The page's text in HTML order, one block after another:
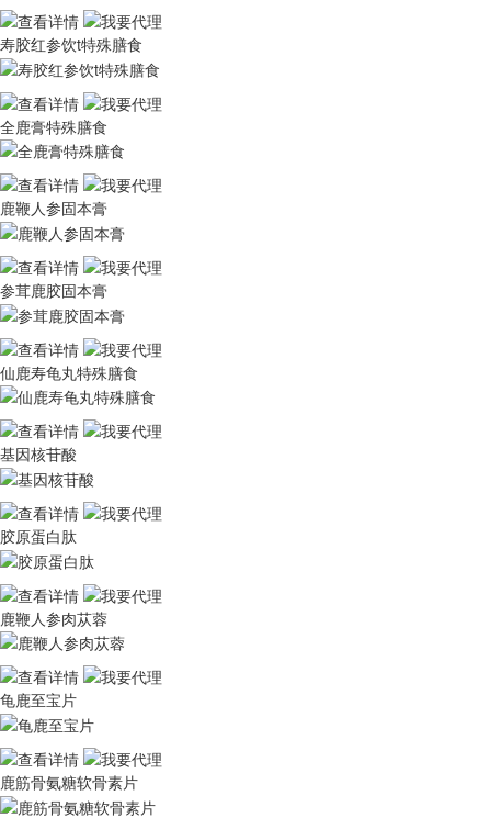
寿胶红参饮t特殊膳食
全鹿膏特殊膳食
鹿鞭人参固本膏
参茸鹿胶固本膏
仙鹿寿龟丸特殊膳食
基因核苷酸
胶原蛋白肽
鹿鞭人参肉苁蓉
龟鹿至宝片
鹿筋骨氨糖软骨素片